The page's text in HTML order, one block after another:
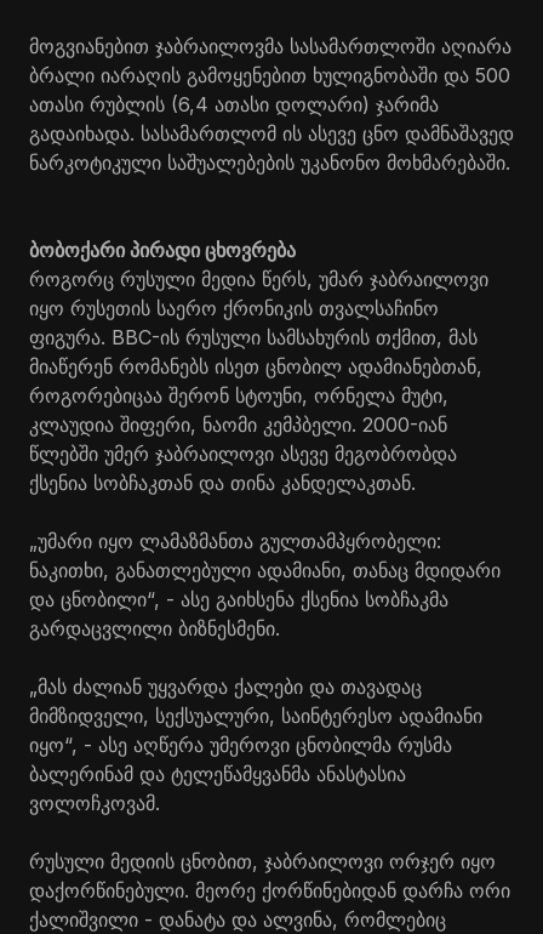
მოგვიანებით ჯაბრაილოვმა სასამართლოში აღიარა
ბრალი იარაღის გამოყენებით ხულიგნობაში და 500
ათასი რუბლის (6,4 ათასი დოლარი) ჯარიმა
გადაიხადა. სასამართლომ ის ასევე ცნო დამნაშავედ
ნარკოტიკული საშუალებების უკანონო მოხმარებაში.
ბობოქარი პირადი ცხოვრება
როგორც რუსული მედია წერს, უმარ ჯაბრაილოვი
იყო რუსეთის საერო ქრონიკის თვალსაჩინო
ფიგურა. BBC-ის რუსული სამსახურის თქმით, მას
მიაწერენ რომანებს ისეთ ცნობილ ადამიანებთან,
როგორებიცაა შერონ სტოუნი, ორნელა მუტი,
კლაუდია შიფერი, ნაომი კემპბელი. 2000-იან
წლებში უმერ ჯაბრაილოვი ასევე მეგობრობდა
ქსენია სობჩაკთან და თინა კანდელაკთან.
„უმარი იყო ლამაზმანთა გულთამპყრობელი:
ნაკითხი, განათლებული ადამიანი, თანაც მდიდარი
და ცნობილი“, - ასე გაიხსენა ქსენია სობჩაკმა
გარდაცვლილი ბიზნესმენი.
„მას ძალიან უყვარდა ქალები და თავადაც
მიმზიდველი, სექსუალური, საინტერესო ადამიანი
იყო“, - ასე აღწერა უმეროვი ცნობილმა რუსმა
ბალერინამ და ტელეწამყვანმა ანასტასია
ვოლოჩკოვამ.
რუსული მედიის ცნობით, ჯაბრაილოვი ორჯერ იყო
დაქორწინებული. მეორე ქორწინებიდან დარჩა ორი
ქალიშვილი - დანატა და ალვინა, რომლებიც